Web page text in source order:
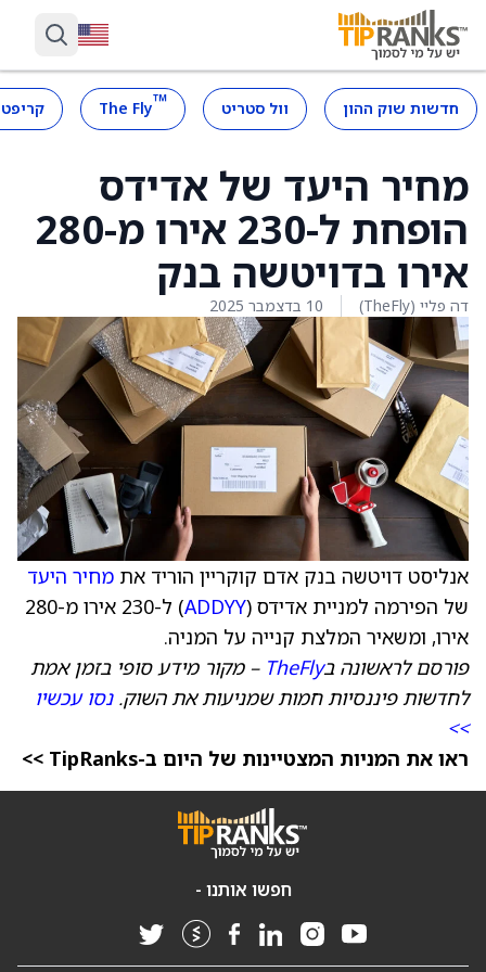
חדשות שוק ההון וול סטריט ™
The Fly
מחיר היעד של אדידס
הופחת ל-230 אירו מ-280
אירו בדויטשה בנק
דה פליי (TheFly) 10 בדצמבר 2025
אנליסט דויטשה בנק אדם קוקריין הוריד את מחיר היעד
של הפירמה למניית אדידס (ADDYY
) ל-230 אירו מ-280
אירו, ומשאיר המלצת קנייה על המניה.
פורסם לראשונה בTheFly – מקור מידע סופי בזמן אמת
לחדשות פיננסיות חמות שמניעות את השוק.נסו עכשיו
>>
ראו את המניות המצטיינות של היום ב-TipRanks >>
חפשו אותנו -